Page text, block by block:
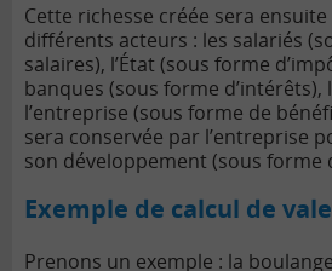
Cette richesse créée sera
différents acteurs : les salariés
salaires), l’État (sous forme
banques (sous forme
l’entreprise (sous forme de
sera conservée par l’entreprise
son développement (sous forme
Exemple de calcul de
Prenons un exemple : la